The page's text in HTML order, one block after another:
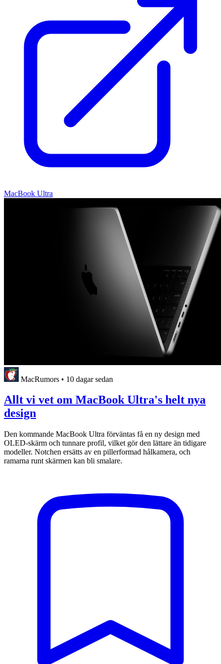
MacBook Ultra
MacRumors • 10 dagar sedan
Allt vi vet om MacBook Ultra's helt nya
design
Den kommande MacBook Ultra förväntas få en ny design med
OLED-skärm och tunnare profil, vilket gör den lättare än tidigare
modeller. Notchen ersätts av en pillerformad hålkamera, och
ramarna runt skärmen kan bli smalare.